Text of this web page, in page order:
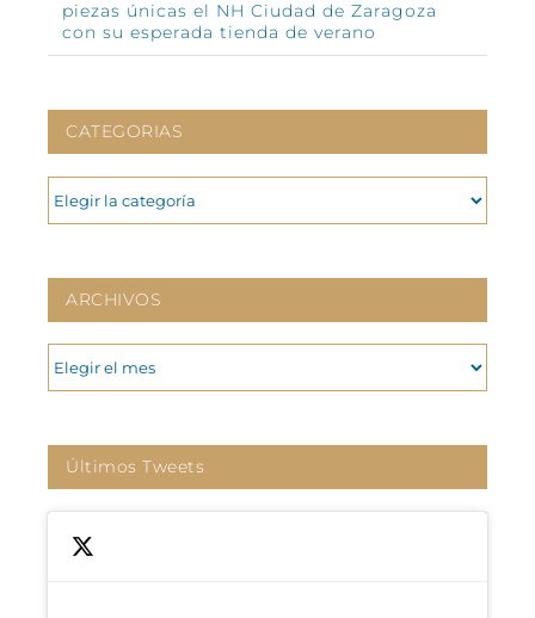
piezas únicas el NH Ciudad de Zaragoza
con su esperada tienda de verano
CATEGORIAS
CATEGORIAS
ARCHIVOS
ARCHIVOS
Últimos Tweets